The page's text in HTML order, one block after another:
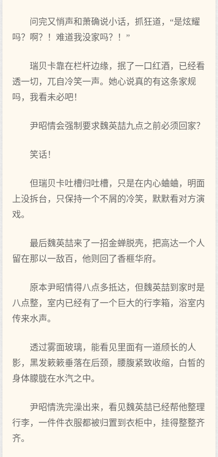
问完又悄声和萧确说小话，抓狂道，“是炫耀
吗？啊？！难道我没家吗？！”
瑞贝卡靠在栏杆边缘，抿了一口红酒，已经看
透一切，兀自冷笑一声。她心说真的有这条家规
吗，我看未必吧！
尹昭情会强制要求魏英喆九点之前必须回家？
笑话！
但瑞贝卡吐槽归吐槽，只是在内心蛐蛐，明面
上没拆台，只保持一个不屑的冷笑，默默看对方演
戏。
最后魏英喆来了一招金蝉脱壳，把高达一个人
留在那以一敌百，他则回了香榧华府。
原本尹昭情得八点多抵达，但魏英喆到家时是
八点整，室内已经有了一个巨大的行李箱，浴室内
传来水声。
透过雾面玻璃，能看见里面有一道颀长的人
影，黑发簌簌垂落在后颈，腰腹紧致收缩，白皙的
身体朦胧在水汽之中。
尹昭情洗完澡出来，看见魏英喆已经帮他整理
行李，一件件衣服都被归置到衣柜中，挂得整整齐
齐。